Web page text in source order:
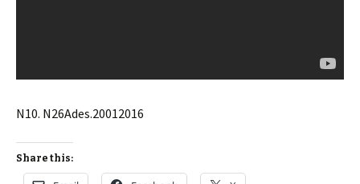
N10. N26Ades.20012016
Share this: